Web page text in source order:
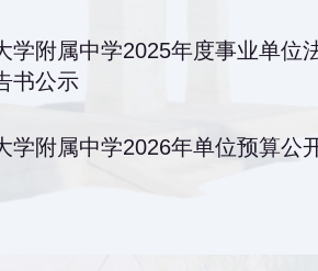
学附属中学2025年度事业单位
书公示
学附属中学2026年单位预算公